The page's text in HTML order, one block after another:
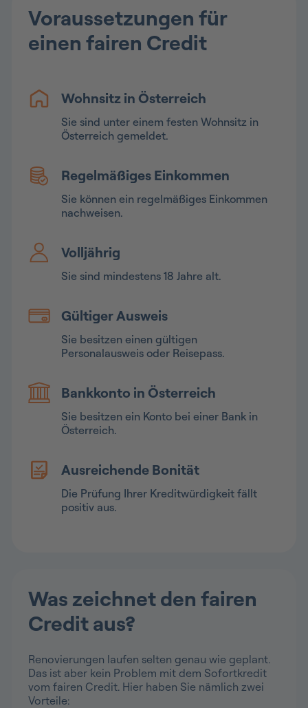
Voraussetzungen für
einen fairen Credit
Wohnsitz in Österreich
Sie sind unter einem festen Wohnsitz in
Österreich gemeldet.
Regelmäßiges Einkommen
Sie können ein regelmäßiges Einkommen
nachweisen.
Volljährig
Sie sind mindestens 18 Jahre alt.
Gültiger Ausweis
Sie besitzen einen gültigen
Personalausweis oder Reisepass.
Bankkonto in Österreich
Sie besitzen ein Konto bei einer Bank in
Österreich.
Ausreichende Bonität
Die Prüfung Ihrer Kreditwürdigkeit fällt
positiv aus.
Was zeichnet den fairen
Credit aus?
Renovierungen laufen selten genau wie geplant.
Das ist aber kein Problem mit dem Sofortkredit
vom fairen Credit. Hier haben Sie nämlich zwei
Vorteile: